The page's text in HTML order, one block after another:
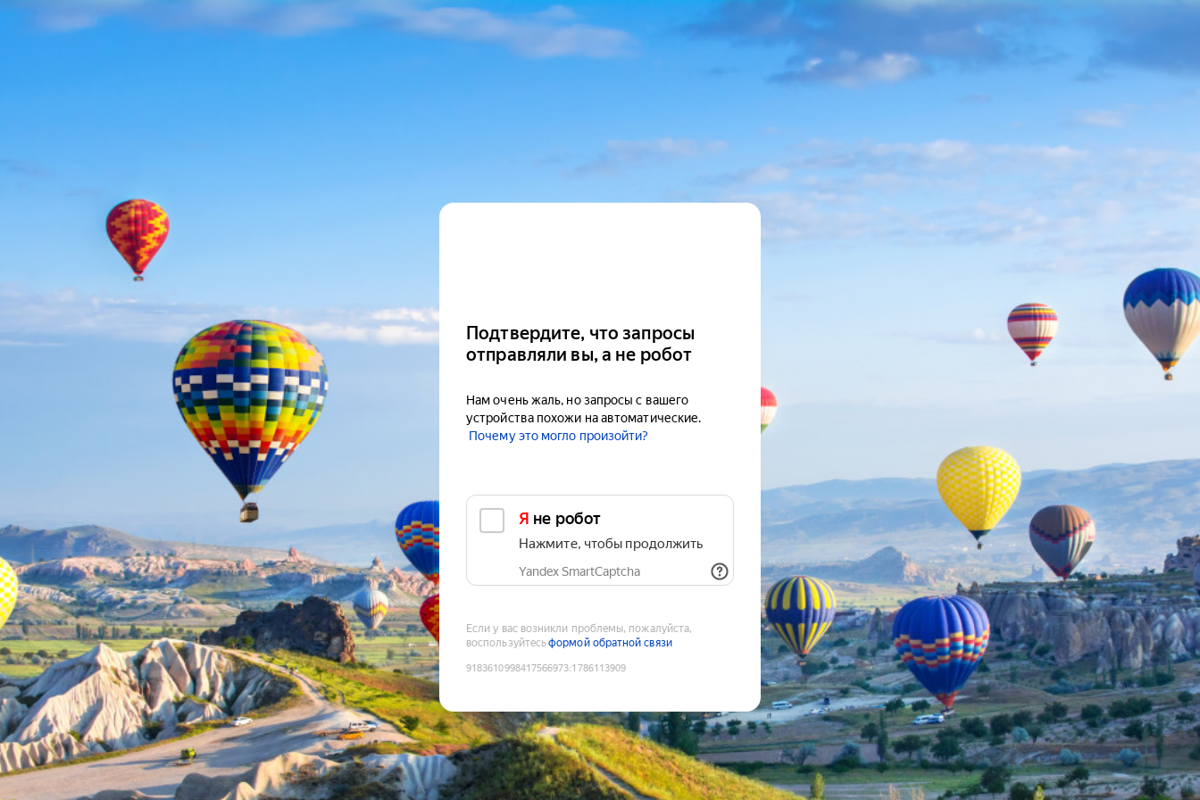
Подтвердите, что запросы
отправляли вы, а не робот
Нам очень жаль, но запросы с вашего
устройства похожи на автоматические.
Почему это могло произойти?
Я не робот
Нажмите, чтобы продолжить
Yandex SmartCaptcha
Если у вас возникли проблемы, пожалуйста,
воспользуйтесьформой обратной связи
9183610998417566973:1786113909